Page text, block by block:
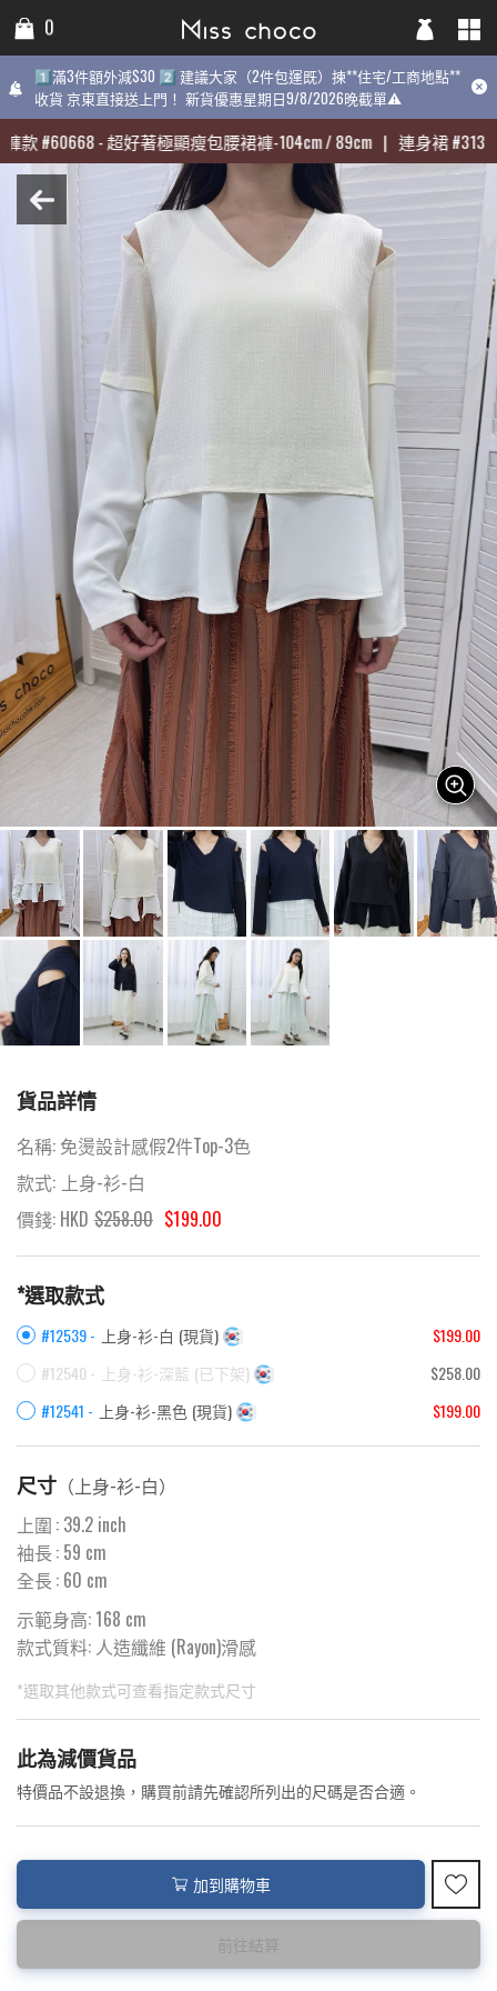
0
1️⃣滿3件額外減$30 2️⃣ 建議大家（2件包運既）揀**住宅/工商地點**
收貨 京東直接送上門！ 新貨優惠星期日9/8/2026晚截單⚠️
款#60668-超好著極顯瘦包腰裙褲-104cm / 89cm | 連身裙#31398
0
1️⃣滿3件額外減$30 2️⃣ 建議大家（2件包運既）揀**住宅/工商地點**
收貨 京東直接送上門！ 新貨優惠星期日9/8/2026晚截單⚠️
款#60668-超好著極顯瘦包腰裙褲-104cm / 89cm | 連身裙#31398
1️⃣滿3件額外減$30 2️⃣ 建議大家（2件包運既）揀**住宅/工商地點**
9/8/2026晚截單⚠️
熱賣: 褲款#60668-超好著極顯瘦包腰裙褲-104cm / 89cm | 連身裙
貨品詳情
名稱: 免燙設計感假2件Top-3色
款式: 上身-衫-白
價錢: HKD $258.00 $199.00
*選取款式
#12539 - 上身-衫-白 (現貨)
$199.00
#12540 - 上身-衫-深藍 (已下架)
$258.00
#12541 - 上身-衫-黑色 (現貨) $199.00
尺寸 （上身-衫-白）
上圍 : 39.2 inch
袖長 : 59 cm
全長 : 60 cm
示範身高: 168 cm
款式質料: 人造纖維 (Rayon)滑感
*選取其他款式可查看指定款式尺寸
此為預購品
<預購款>因為韓國東大門8月暑假關係， 預購款會於8月18日
後才陸續返貨⚠️
此為減價貨品
特價品不設退換，購買前請先確認所列出的尺碼是否合適。
加到購物車
前往結算